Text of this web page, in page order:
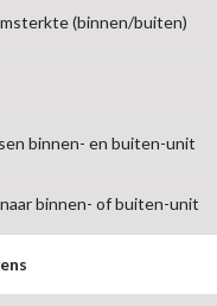
(binnen/buiten)
binnen- en buiten-unit
binnen- of buiten-unit